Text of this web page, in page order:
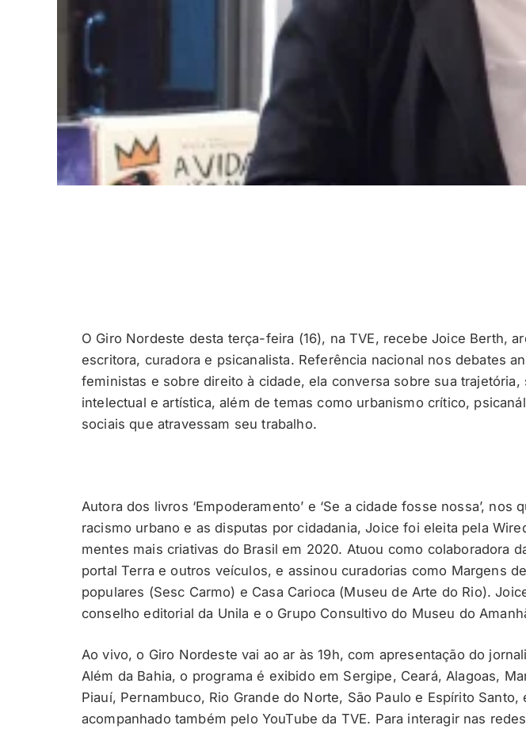
O Giro Nordeste desta terça-feira (16), na TVE, recebe Joice Berth,
escritora, curadora e psicanalista. Referência nacional nos debates
feministas e sobre direito à cidade, ela conversa sobre sua trajetória,
intelectual e artística, além de temas como urbanismo crítico,
sociais que atravessam seu trabalho.
Autora dos livros ‘Empoderamento’ e ‘Se a cidade fosse nossa’, nos
racismo urbano e as disputas por cidadania, Joice foi eleita pela
mentes mais criativas do Brasil em 2020. Atuou como colaboradora
portal Terra e outros veículos, e assinou curadorias como Margens
populares (Sesc Carmo) e Casa Carioca (Museu de Arte do Rio).
conselho editorial da Unila e o Grupo Consultivo do Museu do
Ao vivo, o Giro Nordeste vai ao ar às 19h, com apresentação do
Além da Bahia, o programa é exibido em Sergipe, Ceará, Alagoas,
Piauí, Pernambuco, Rio Grande do Norte, São Paulo e Espírito Santo,
acompanhado também pelo YouTube da TVE. Para interagir nas